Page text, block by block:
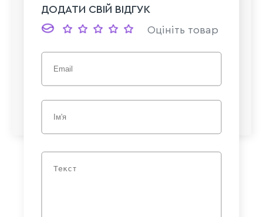
ДОДАТИ СВІЙ ВІДГУК
Оцініть товар